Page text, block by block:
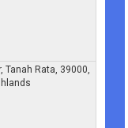
Tanah Rata, 39000,